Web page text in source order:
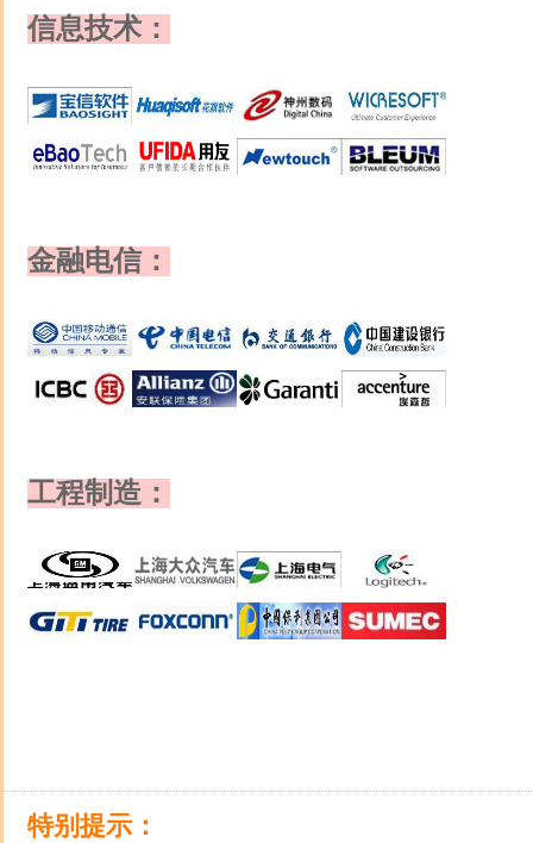
信息技术：
金融电信：
工程制造：
特别提示：